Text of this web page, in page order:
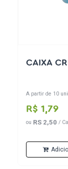
CAIXA
A partir de 10
R$ 1,79
ou RS 2,50 /